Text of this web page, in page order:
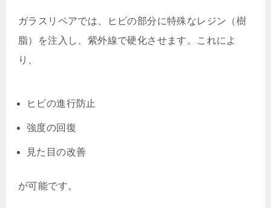
ガラスリペアでは、ヒビの部分に特殊なレジン（樹
脂）を注入し、紫外線で硬化させます。これによ
り、
ヒビの進行防止
強度の回復
見た目の改善
が可能です。